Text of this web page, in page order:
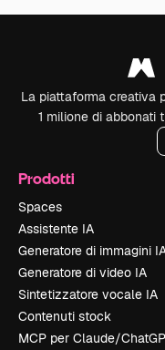
La piattaforma creativa
1 milione di abbonati
Prodotti
Spaces
Assistente IA
Generatore di immagini
Generatore di video IA
Sintetizzatore vocale IA
Contenuti stock
MCP per Claude/